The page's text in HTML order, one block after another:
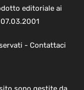
editoriale ai
- Contattaci